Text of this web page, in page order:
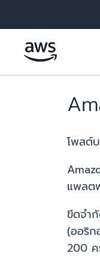
โพสต์
แพลต
ขีดจำ
(ออริก
200 ค